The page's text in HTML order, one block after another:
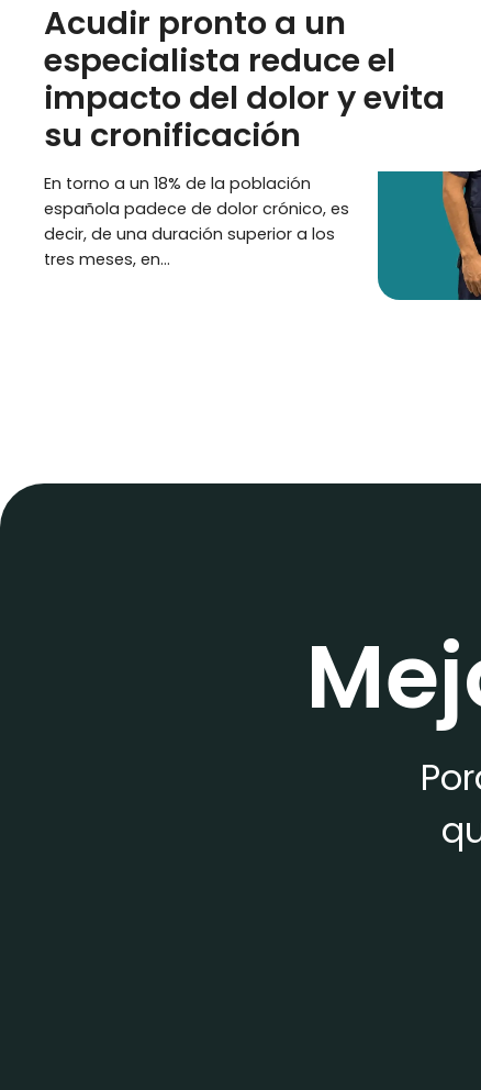
Acudir pronto a un
especialista reduce el
impacto del dolor y evita
su cronificación
En torno a un 18% de la población
española padece de dolor crónico, es
decir, de una duración superior a los
tres meses, en…